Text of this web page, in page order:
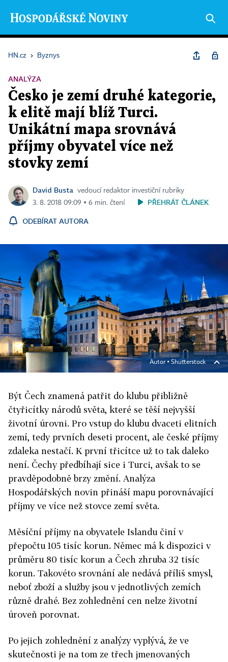
HN.cz › Byznys
ANALÝZA
Česko je zemí druhé kategorie,
k elitě mají blíž Turci.
Unikátní mapa srovnává
příjmy obyvatel více než
stovky zemí
David Busta
vedoucí redaktor investiční rubriky
3. 8. 2018 09:09 ▪ 6 min. čtení
PŘEHRÁT ČLÁNEK
ODEBÍRAT AUTORA
Autor ▪ Shutterstock
Být Čech znamená patřit do klubu přibližně
čtyřicítky národů světa, které se těší nejvyšší
životní úrovni. Pro vstup do klubu dvaceti elitních
zemí, tedy prvních deseti procent, ale české příjmy
zdaleka nestačí. K první třicítce už to tak daleko
není. Čechy předbíhají sice i Turci, avšak to se
pravděpodobně brzy změní. Analýza
Hospodářských novin přináší mapu porovnávající
příjmy ve více než stovce zemí světa.
Měsíční příjmy na obyvatele Islandu činí v
přepočtu 105 tisíc korun. Němec má k dispozici v
průměru 80 tisíc korun a Čech zhruba 32 tisíc
korun. Takovéto srovnání ale nedává příliš smysl,
neboť zboží a služby jsou v jednotlivých zemích
různě drahé. Bez zohlednění cen nelze životní
úroveň porovnat.
Po jejich zohlednění z analýzy vyplývá, že ve
skutečnosti je na tom ze třech jmenovaných